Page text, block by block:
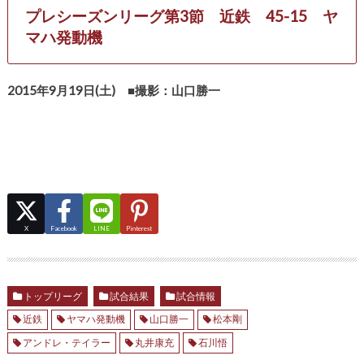
プレシーズンリーグ第3節 近鉄 45-15 ヤ
マハ発動機
2015年9月19日(土) ■撮影：山口勝一
X Facebook LINE Pinterest
トップリーグ 試合結果
試合情報
近鉄
ヤマハ発動機 山口勝一
松本剛
アンドレ・テイラー
丸井康充 石川悟